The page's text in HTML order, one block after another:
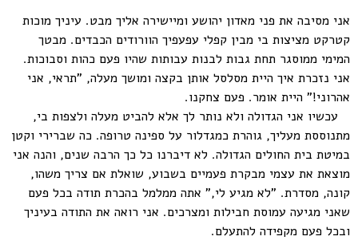
אני מסיבה את פני מאדון יהושע ומיישירה אליך מבט. עיניך מוכות
קטרקט מציצות בי מבין קפלי עפעפיך הוורודים הכבדים. מבטך
המימי ממוסגר תחת גבות לבנות עבותות שהיו פעם כהות וסבוכות.
אני נזכרת איך היית מסלסל אותן בקצה ומושך מעלה, "תראי, אני
אהרוני!" היית אומר. פעם צחקנו.
עכשיו אני הגדולה ולא נותר לך אלא להביט מעלה ולצפות בי,
מתנוססת מעליך, גוהרת כמגדלור על ספינה טרופה. כה שברירי וקטן
במיטת בית החולים הגדולה. לא דיברנו כל כך הרבה שנים, והנה אני
מוצאת את עצמי מבקרת פעמיים בשבוע, שואלת אם צריך משהו,
קונה, מסדרת. "לא מגיע לי," אתה ממלמל בהכרת תודה בכל פעם
שאני מגיעה עמוסת חבילות ומצרכים. אני רואה את התודה בעיניך
ובכל פעם מקפידה להתעלם.